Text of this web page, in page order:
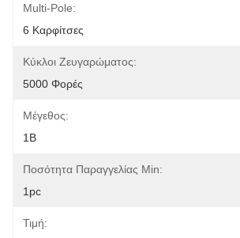
Multi-Pole:
6 Καρφίτσες
Κύκλοι Ζευγαρώματος:
5000 Φορές
Μέγεθος:
1B
Ποσότητα Παραγγελίας Min:
1pc
Τιμή: